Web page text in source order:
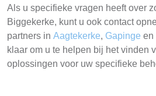
Als u specifieke vragen heeft over
Biggekerke, kunt u ook contact
partners in Aagtekerke, Gapinge en
klaar om u te helpen bij het vinden
oplossingen voor uw specifieke